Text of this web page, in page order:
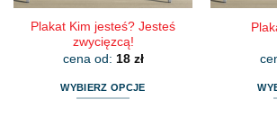
Plakat Kim jesteś? Jesteś
zwycięzcą!
cena od: 18 zł
WYBIERZ OPCJE